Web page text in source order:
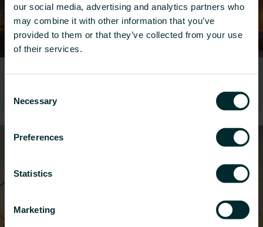
our social media, advertising and analytics partners who
may combine it with other information that you’ve
provided to them or that they’ve collected from your use
of their services.
Selection
Necessary
Preferences
Statistics
Marketing
Emissionen und Energie